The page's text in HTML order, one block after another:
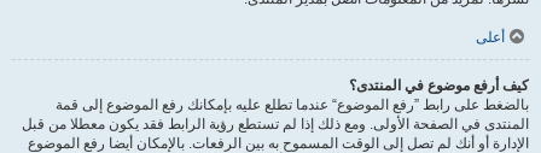
أعلى
كيف أرفع موضوع في المنتدى؟
بالضغط على رابط ”رفع الموضوع“ عندما تطلع عليه بإمكانك رفع الموضوع إلى قمة
المنتدى في الصفحة الأولى. ومع ذلك إذا لم تستطع رؤية الرابط فقد يكون معطلا من قبل
الإدارة أو أنك لم تصل إلى الوقت المسموح به بين الرفعات. بالإمكان أيضا رفع الموضوع